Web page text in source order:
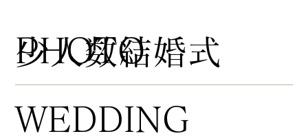
​少人数結婚式
PHOTO
WEDDING